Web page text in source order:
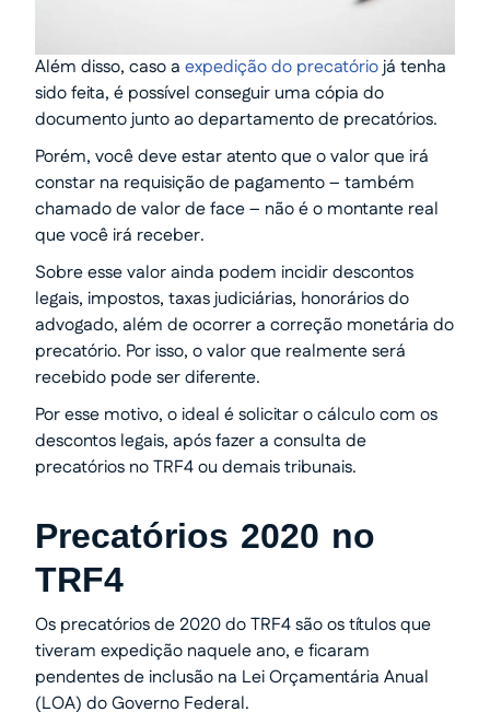
Além disso, caso a expedição do precatóriojá tenha
sido feita, é possível conseguir uma cópia do
documento junto ao departamento de precatórios.
Porém, você deve estar atento que o valor que irá
constar na requisição de pagamento – também
chamado de valor de face – não é o montante real
que você irá receber.
Sobre esse valor ainda podem incidir descontos
legais, impostos, taxas judiciárias, honorários do
advogado, além de ocorrer a correção monetária do
precatório. Por isso, o valor que realmente será
recebido pode ser diferente.
Por esse motivo, o ideal é solicitar o cálculo com os
descontos legais, após fazer a consulta de
precatórios no TRF4 ou demais tribunais.
Precatórios 2020 no
TRF4
Os precatórios de 2020 do TRF4 são os títulos que
tiveram expedição naquele ano, e ficaram
pendentes de inclusão na Lei Orçamentária Anual
(LOA) do Governo Federal.